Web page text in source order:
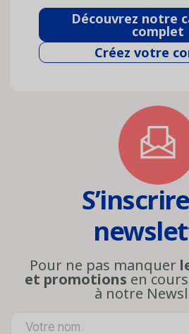
Découvrez notre
complet
Créez votre
Pour ne pas manquer
et promotions en
à notre